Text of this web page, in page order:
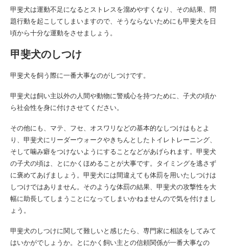
甲斐犬は運動不足になるとストレスを溜めやすくなり、その結果、問
題行動を起こしてしまいますので、そうならないためにも甲斐犬を日
頃から十分な運動をさせましょう。
甲斐犬のしつけ
甲斐犬を飼う際に一番大事なのがしつけです。
甲斐犬は飼い主以外の人間や動物に警戒心を持つために、子犬の頃か
ら社会性を身に付けさせてください。
その他にも、マテ、フセ、オスワリなどの基本的なしつけはもとよ
り、 甲斐犬に リーダーウォークやきちんとしたトイレトレーニング、
そして噛み癖をつけないようにすることなどがあげられます。 甲斐犬
の子犬の頃は、とにかくほめることが大事です。タイミングを逃さず
に褒めてあげましょう。 甲斐犬には間違えても体罰を用いたしつけは
しつけではありません。そのような体罰の結果、甲斐犬の攻撃性を大
幅に助長してしまうことになってしまいかねませんので気を付けまし
ょう。
甲斐犬のしつけに関して難しいと感じたら、専門家に相談をしてみて
はいかがでしょうか。とにかく飼い主との信頼関係が一番大事なの